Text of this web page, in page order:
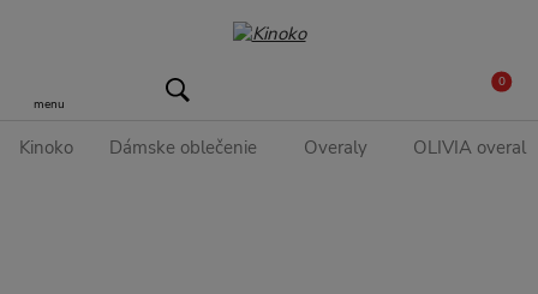
menu
0
Kinoko Dámske oblečenie Overaly OLIVIA overal